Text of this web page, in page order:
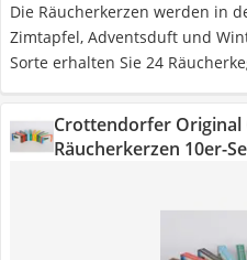
Die Räucherkerzen werden in
Zimtapfel, Adventsduft und
Sorte erhalten Sie 24
Crottendorfer
Räucherkerzen 10er-